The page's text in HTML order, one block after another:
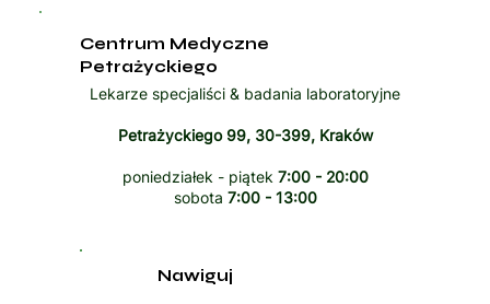
Centrum Medyczne
Petrażyckiego
Lekarze specjaliści & badania laboratoryjne
Petrażyckiego 99, 30-399, Kraków
poniedziałek - piątek 7:00 - 20:00
sobota 7:00 - 13:00
Nawiguj